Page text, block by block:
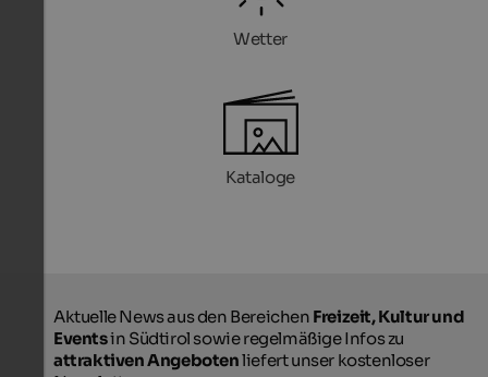
Wetter
Kataloge
Aktuelle News aus den Bereichen Freizeit, Kultur und
Eventsin Südtirol sowie regelmäßige Infos zu
attraktiven Angebotenliefert unser kostenloser